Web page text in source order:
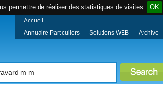
permettre de réaliser des statistiques de visites OK
Accueil
Annuaire Particuliers
Solutions WEB Archive